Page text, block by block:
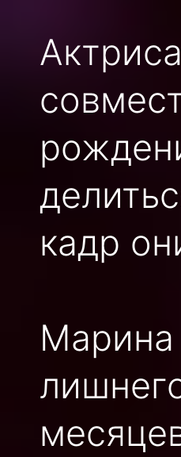
кадр
Марина